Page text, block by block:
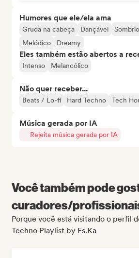
Humores que ele/ela ama
Gruda na cabeça Dançável Sombrio
Melódico
Dreamy
Eles também estão abertos a
Intenso Melancólico
Não quer receber...
Beats / Lo-fi Hard Techno Tech
Música gerada por IA
Rejeita música gerada por IA
Você também pode
curadores/
Porque você está visitando o perfil
Techno Playlist by Es.Ka